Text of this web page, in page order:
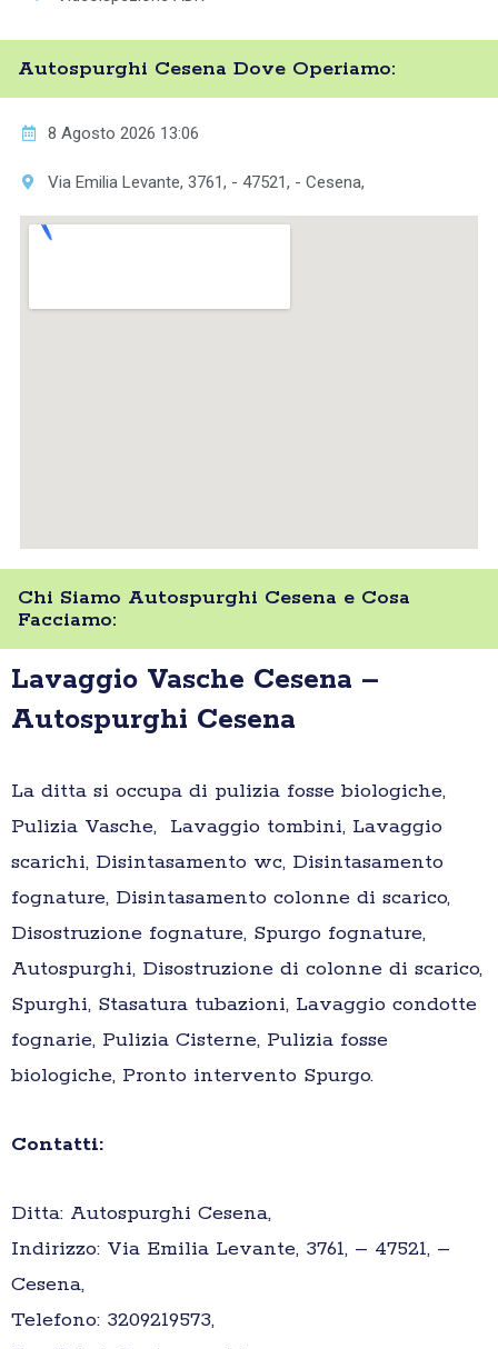
Autospurghi Cesena Dove Operiamo:
8 Agosto 2026 13:06
Via Emilia Levante, 3761, - 47521, - Cesena,
Chi Siamo Autospurghi Cesena e Cosa
Facciamo:
Lavaggio Vasche Cesena –
Autospurghi Cesena
La ditta si occupa di pulizia fosse biologiche,
Pulizia Vasche, Lavaggio tombini, Lavaggio
scarichi, Disintasamento wc, Disintasamento
fognature, Disintasamento colonne di scarico,
Disostruzione fognature, Spurgo fognature,
Autospurghi, Disostruzione di colonne di scarico,
Spurghi, Stasatura tubazioni, Lavaggio condotte
fognarie, Pulizia Cisterne, Pulizia fosse
biologiche, Pronto intervento Spurgo.
Contatti:
Ditta: Autospurghi Cesena,
Indirizzo: Via Emilia Levante, 3761, – 47521, –
Cesena,
Telefono: 3209219573,